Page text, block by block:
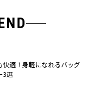
快適！身軽になれるバッグ
3選